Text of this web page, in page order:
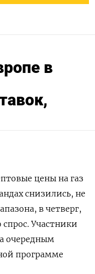
в
цены на газ
снизились, не
в ‌четверг,
Участники
очередным
программе